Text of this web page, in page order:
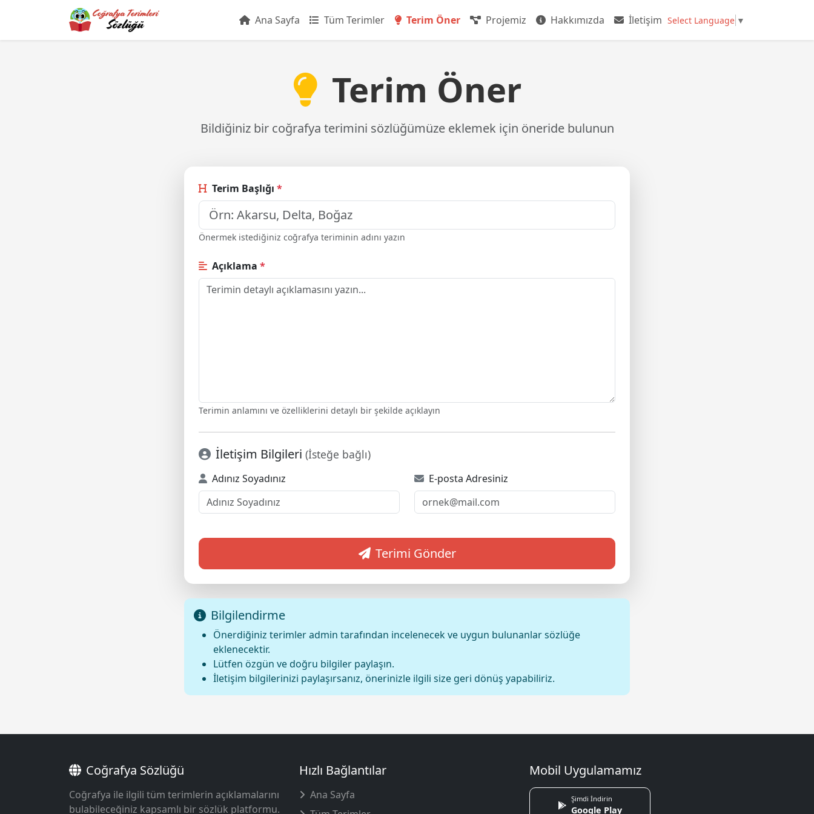
Ana Sayfa Tüm Terimler Terim Öner Projemiz Hakkımızda İletişim Select Language ▼
Terim Öner
Bildiğiniz bir coğrafya terimini sözlüğümüze eklemek için öneride bulunun
Terim Başlığı *
Önermek istediğiniz coğrafya teriminin adını yazın
Açıklama *
Terimin anlamını ve özelliklerini detaylı bir şekilde açıklayın
İletişim Bilgileri (İsteğe bağlı)
Adınız Soyadınız E-posta Adresiniz
Terimi Gönder
Bilgilendirme
Önerdiğiniz terimler admin tarafından incelenecek ve uygun bulunanlar sözlüğe
eklenecektir.
Lütfen özgün ve doğru bilgiler paylaşın.
İletişim bilgilerinizi paylaşırsanız, önerinizle ilgili size geri dönüş yapabiliriz.
Coğrafya Sözlüğü
Coğrafya ile ilgili tüm terimlerin açıklamalarını
bulabileceğiniz kapsamlı bir sözlük platformu.
Hızlı Bağlantılar
Ana Sayfa
Mobil Uygulamamız
Şimdi İndirin
Google Play